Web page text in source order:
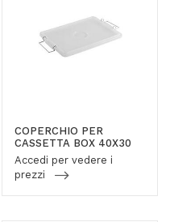
COPERCHIO PER
CASSETTA BOX 40X30
Accedi per vedere i
prezzi